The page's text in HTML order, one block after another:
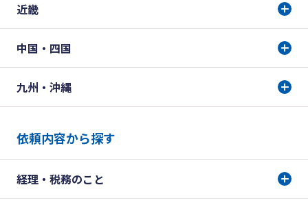
近畿
中国・四国
九州・沖縄
依頼内容から探す
経理・税務のこと